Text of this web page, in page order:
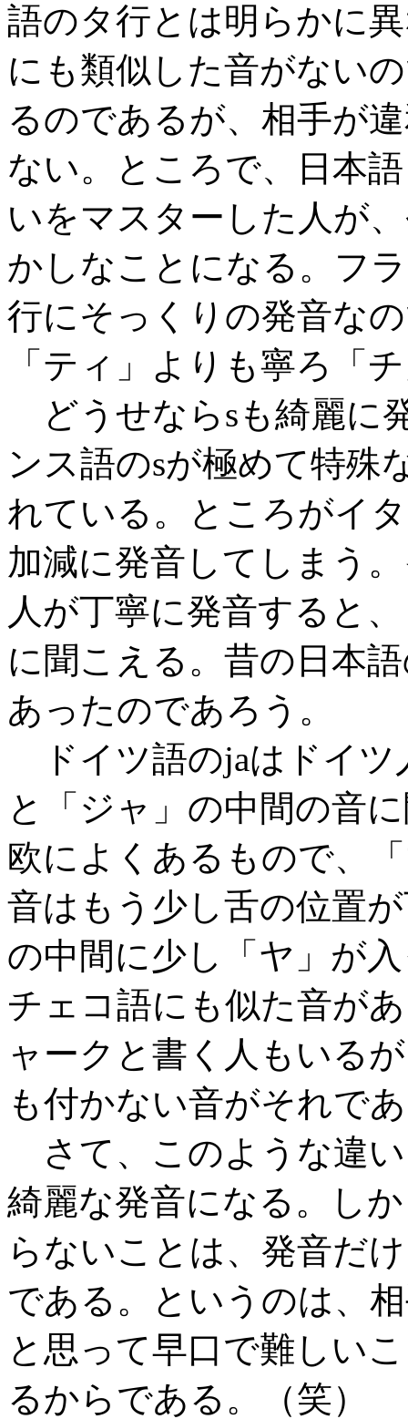
語のタ行とは明らかに
にも類似した音がない
るのであるが、相手が
ない。ところで、日本
いをマスターした人が
かしなことになる。フ
行にそっくりの発音な
「ティ」よりも寧ろ「
どうせならsも綺麗に
ンス語のsが極めて特殊
れている。ところがイ
加減に発音してしまう
人が丁寧に発音すると
に聞こえる。昔の日本
あったのであろう。
ドイツ語のjaはドイツ
と「ジャ」の中間の音
欧によくあるもので、
音はもう少し舌の位置
の中間に少し「ヤ」が
チェコ語にも似た音が
ャークと書く人もいる
も付かない音がそれで
さて、このような違
綺麗な発音になる。し
らないことは、発音だ
である。というのは、
と思って早口で難しい
るからである。（笑）